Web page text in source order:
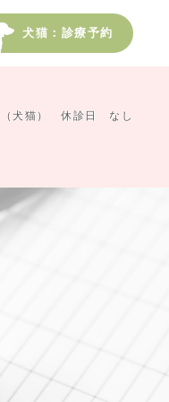
犬猫：診療予約
（犬猫） 休診日 なし